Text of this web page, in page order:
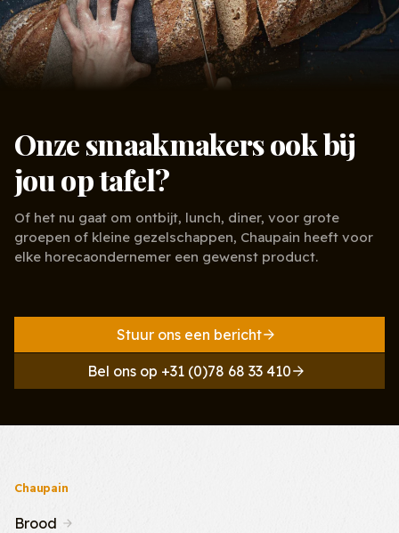
Onze smaakmakers ook bij
jou op tafel?
Of het nu gaat om ontbijt, lunch, diner, voor grote
groepen of kleine gezelschappen, Chaupain heeft voor
elke horecaondernemer een gewenst product.
Stuur ons een bericht
Bel ons op +31 (0)78 68 33 410
Chaupain
Brood